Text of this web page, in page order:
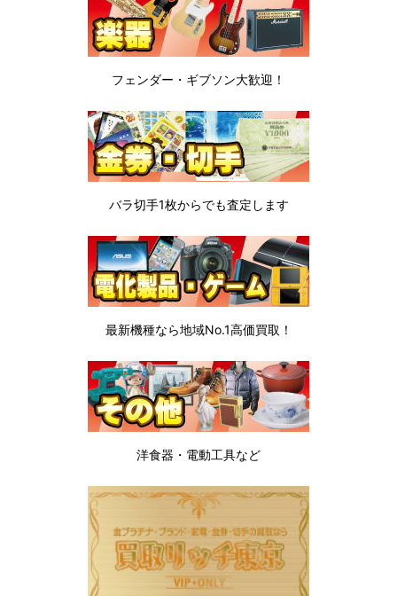
フェンダー・ギブソン大歓迎！
バラ切手1枚からでも査定します
最新機種なら地域No.1高価買取！
洋食器・電動工具など